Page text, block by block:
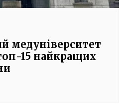
медуніверситет
15 найкращих